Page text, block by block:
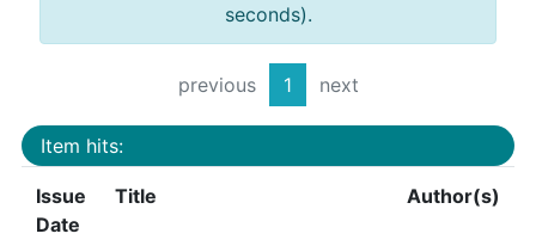
seconds).
previous 1 next
Item hits:
Issue
Date
Title Author(s)